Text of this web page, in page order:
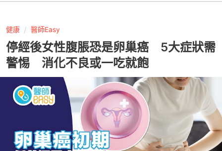
健康 醫師Easy
停經後女性腹脹恐是卵巢癌 5大症狀需
警惕 消化不良或一吃就飽